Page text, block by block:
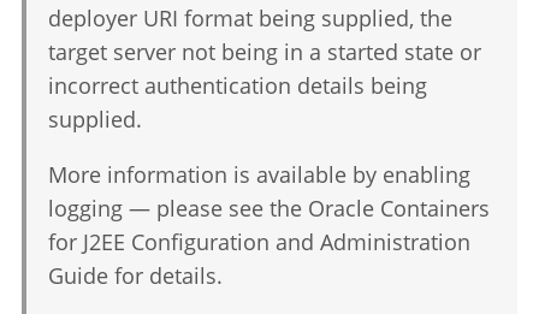
deployer URI format being supplied, the
target server not being in a started state or
incorrect authentication details being
supplied.
More information is available by enabling
logging — please see the Oracle Containers
for J2EE Configuration and Administration
Guide for details.